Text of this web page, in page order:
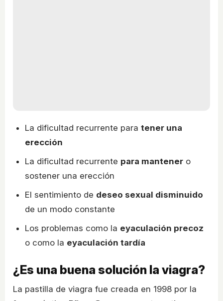
La dificultad recurrente para tener una
erección
La dificultad recurrente para mantener o
sostener una erección
El sentimiento de deseo sexual disminuido
de un modo constante
Los problemas como la eyaculación precoz
o como la eyaculación tardía
¿Es una buena solución la viagra?
La pastilla de viagra fue creada en 1998 por la